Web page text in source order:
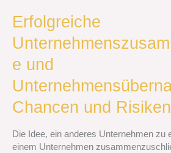
Erfolgreiche
e und
Chancen und Risiken
Die Idee, ein anderes Unternehmen zu
einem Unternehmen
Erfolgreiche
Unternehmenszusammenschlüsse
und
Chancen
und
Risiken